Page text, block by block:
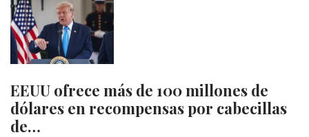
EEUU ofrece más de 100 millones de
dólares en recompensas por cabecillas
de…